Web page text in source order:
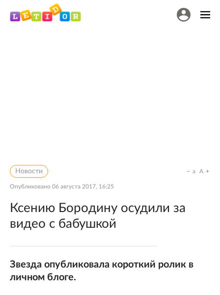
Новости
Опубликовано 06 августа 2017, 16:25
a A
Ксению Бородину осудили за
видео с бабушкой
Звезда опубликовала короткий ролик в
личном блоге.